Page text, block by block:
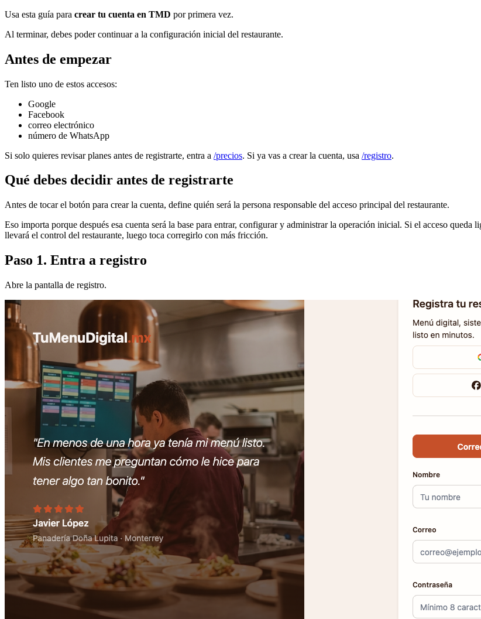
Usa esta guía para crear tu cuenta en TMD por primera vez.
Al terminar, debes poder continuar a la configuración inicial del restaurante.
Antes de empezar
Ten listo uno de estos accesos:
Google
Facebook
correo electrónico
número de WhatsApp
Si solo quieres revisar planes antes de registrarte, entra a /precios. Si ya vas a crear la cuenta, usa /registro.
Qué debes decidir antes de registrarte
Antes de tocar el botón para crear la cuenta, define quién será la persona responsable del acceso principal del restaurante.
Eso importa porque después esa cuenta será la base para entrar, configurar y administrar la operación inicial. Si el acceso
llevará el control del restaurante, luego toca corregirlo con más fricción.
Paso 1. Entra a registro
Abre la pantalla de registro.